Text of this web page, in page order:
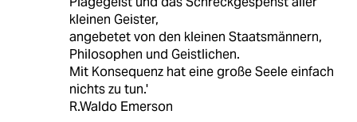
kleinen Geister,
angebetet von den kleinen Staatsmännern,
Philosophen und Geistlichen.
Mit Konsequenz hat eine große Seele einfach
nichts zu tun.'
R.Waldo Emerson